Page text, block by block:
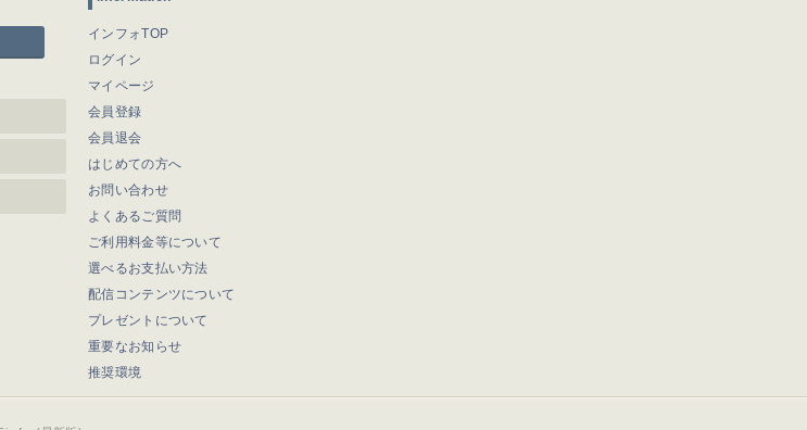
インフォTOP
ログイン
マイページ
会員登録
会員退会
はじめての方へ
お問い合わせ
よくあるご質問
ご利用料金等について
選べるお支払い方法
配信コンテンツについて
プレゼントについて
重要なお知らせ
推奨環境